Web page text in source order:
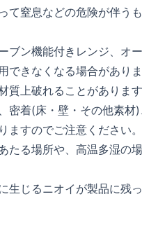
て窒息などの危険が伴う
ブン機能付きレンジ、オ
できなくなる場合がありま
質上破れることがありま
密着(床・壁・その他素
ますのでご注意ください。
たる場所や、高温多湿の
生じるニオイが製品に残